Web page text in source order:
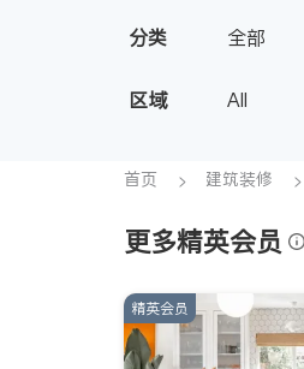
分类 全部
区域 All
首页 建筑装修
更多精英会员
精英会员